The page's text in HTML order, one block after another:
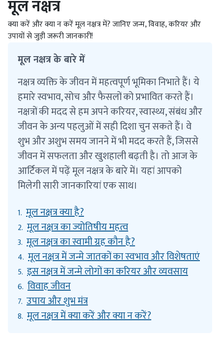
मूल नक्षत्र
क्या करें और क्या न करें मूल नक्षत्र में? जानिए जन्म, विवाह, करियर और
उपायों से जुड़ी जरूरी जानकारी!
मूल नक्षत्र के बारे में
नक्षत्र व्यक्ति के जीवन में महत्वपूर्ण भूमिका निभाते हैं। ये
हमारे स्वभाव, सोच और फैसलों को प्रभावित करते हैं।
नक्षत्रों की मदद से हम अपने करियर, स्वास्थ्य, संबंध और
जीवन के अन्य पहलुओं में सही दिशा चुन सकते हैं। वे
शुभ और अशुभ समय जानने में भी मदद करते हैं, जिससे
जीवन में सफलता और खुशहाली बढ़ती है। तो आज के
आर्टिकल में पढ़ें मूल नक्षत्र के बारे में। यहां आपको
मिलेगी सारी जानकारियां एक साथ।
1. मूल नक्षत्र क्या है?
2. मूल नक्षत्र का ज्योतिषीय महत्व
3. मूल नक्षत्र का स्वामी ग्रह कौन है?
4. मूल नक्षत्र में जन्मे जातकों का स्वभाव और विशेषताएं
5. इस नक्षत्र में जन्मे लोगों का करियर और व्यवसाय
6. विवाह जीवन
7. उपाय और शुभ मंत्र
8. मूल नक्षत्र में क्या करें और क्या न करें?